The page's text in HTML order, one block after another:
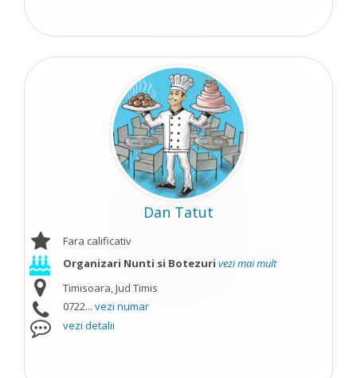
Dan Tatut
Fara calificativ
Organizari Nunti si Botezuri vezi mai mult
Timisoara, Jud Timis
0722... vezi numar
vezi detalii